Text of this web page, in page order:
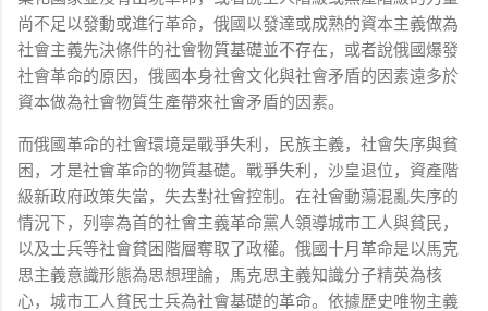
尚不足以發動或進行革命，俄國以發達或成熟的資本主義做為
社會主義先決條件的社會物質基礎並不存在，或者說俄國爆發
社會革命的原因，俄國本身社會文化與社會矛盾的因素遠多於
資本做為社會物質生產帶來社會矛盾的因素。
而俄國革命的社會環境是戰爭失利，民族主義，社會失序與貧
困，才是社會革命的物質基礎。戰爭失利，沙皇退位，資產階
級新政府政策失當，失去對社會控制。在社會動蕩混亂失序的
情況下，列寧為首的社會主義革命黨人領導城市工人與貧民，
以及士兵等社會貧困階層奪取了政權。俄國十月革命是以馬克
思主義意識形態為思想理論，馬克思主義知識分子精英為核
心，城市工人貧民士兵為社會基礎的革命。依據歷史唯物主義